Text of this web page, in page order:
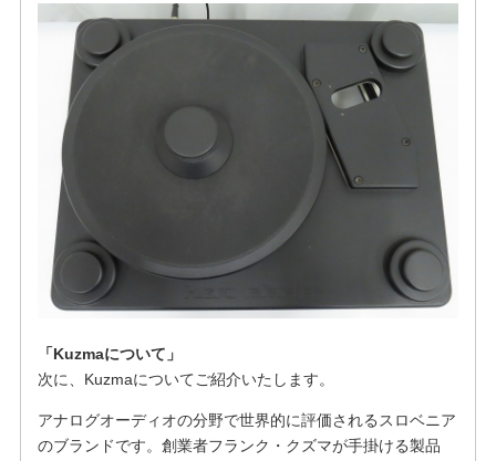
「Kuzmaについて」
次に、Kuzmaについてご紹介いたします。
アナログオーディオの分野で世界的に評価されるスロベニア
のブランドです。創業者フランク・クズマが手掛ける製品